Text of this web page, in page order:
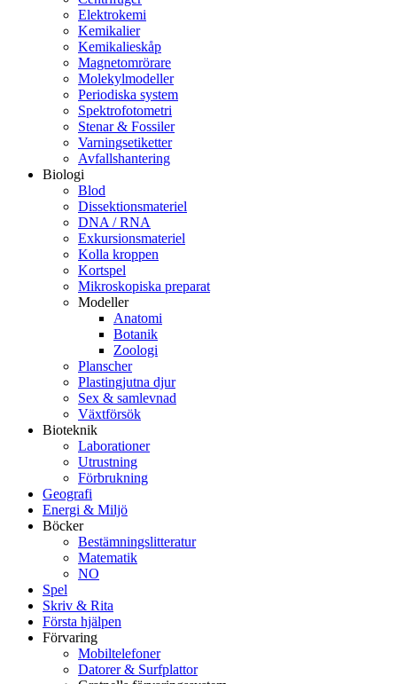
Elektrokemi
Kemikalier
Kemikalieskåp
Magnetomrörare
Molekylmodeller
Periodiska system
Spektrofotometri
Stenar & Fossiler
Varningsetiketter
Avfallshantering
Biologi
Blod
Dissektionsmateriel
DNA / RNA
Exkursionsmateriel
Kolla kroppen
Kortspel
Mikroskopiska preparat
Modeller
Anatomi
Botanik
Zoologi
Planscher
Plastingjutna djur
Sex & samlevnad
Växtförsök
Bioteknik
Laborationer
Utrustning
Förbrukning
Geografi
Energi & Miljö
Böcker
Bestämningslitteratur
Matematik
NO
Spel
Skriv & Rita
Första hjälpen
Förvaring
Mobiltelefoner
Datorer & Surfplattor